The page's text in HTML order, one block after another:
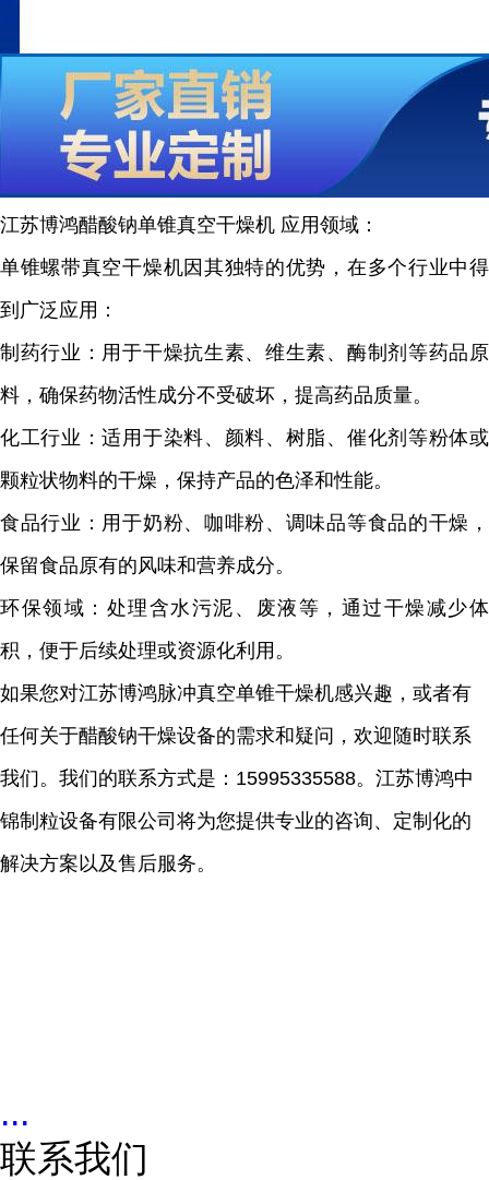
江苏博鸿醋酸钠单锥真空干燥机 应用领域：
单锥螺带真空干燥机因其独特的优势，在多个行业中得
到广泛应用：
制药行业：用于干燥抗生素、维生素、酶制剂等药品原
料，确保药物活性成分不受破坏，提高药品质量。
化工行业：适用于染料、颜料、树脂、催化剂等粉体或
颗粒状物料的干燥，保持产品的色泽和性能。
食品行业：用于奶粉、咖啡粉、调味品等食品的干燥，
保留食品原有的风味和营养成分。
环保领域：处理含水污泥、废液等，通过干燥减少体
积，便于后续处理或资源化利用。
如果您对江苏博鸿脉冲真空单锥干燥机感兴趣，或者有
任何关于醋酸钠干燥设备的需求和疑问，欢迎随时联系
我们。我们的联系方式是： 15995335588。江苏博鸿中
锦制粒设备有限公司将为您提供专业的咨询、定制化的
解决方案以及售后服务。
...
联系我们